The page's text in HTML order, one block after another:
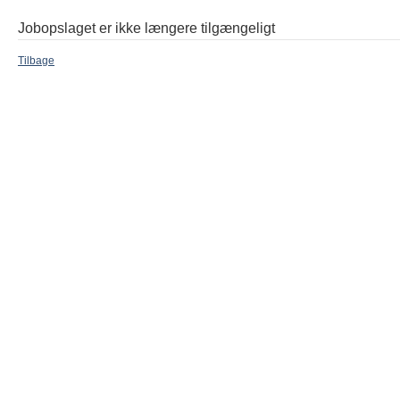
Jobopslaget er ikke længere tilgængeligt
Tilbage